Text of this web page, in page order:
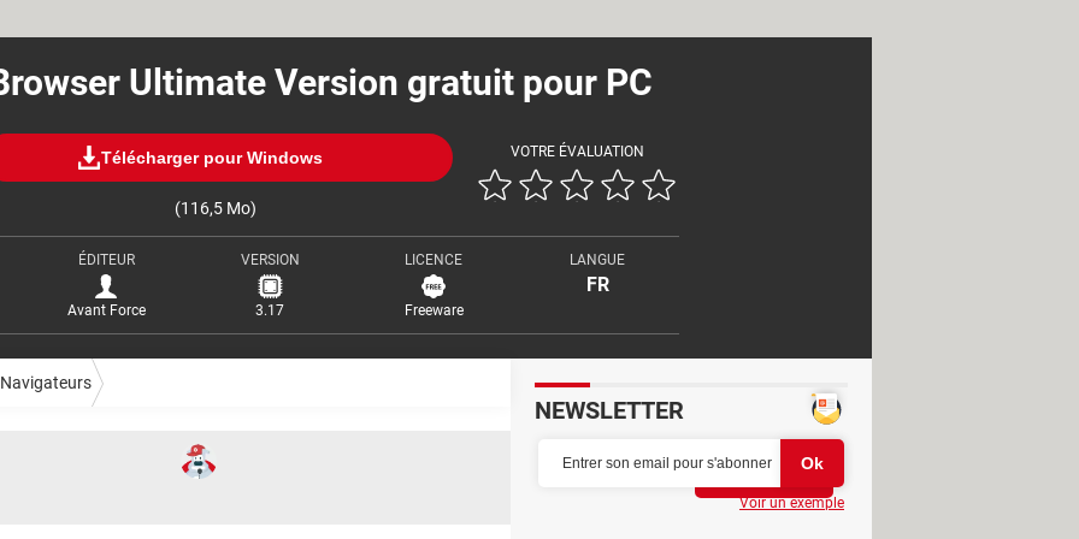
Ultimate Version gratuit pour PC
Télécharger pour Windows
(116,5 Mo)
VOTRE ÉVALUATION
ÉDITEUR
Avant Force
VERSION
3.17
LICENCE
Freeware
LANGUE
FR
Navigateurs
NEWSLETTER
Voir un exemple